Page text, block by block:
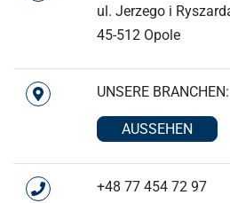
ul. Jerzego i
45-512 Opole
UNSERE BRANCHEN:
AUSSEHEN
+48 77 454 72 97